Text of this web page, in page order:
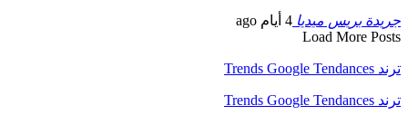
جريدة بريس ميديا 4 أيام ago
Load More Posts
ترند Trends Google Tendances
ترند Trends Google Tendances